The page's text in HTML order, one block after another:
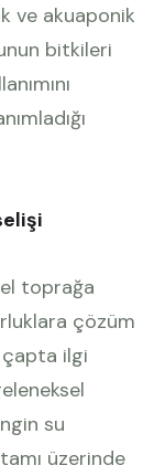
ve akuaponik
bitkileri
toprağa
çözüm
ilgi
su
üzerinde